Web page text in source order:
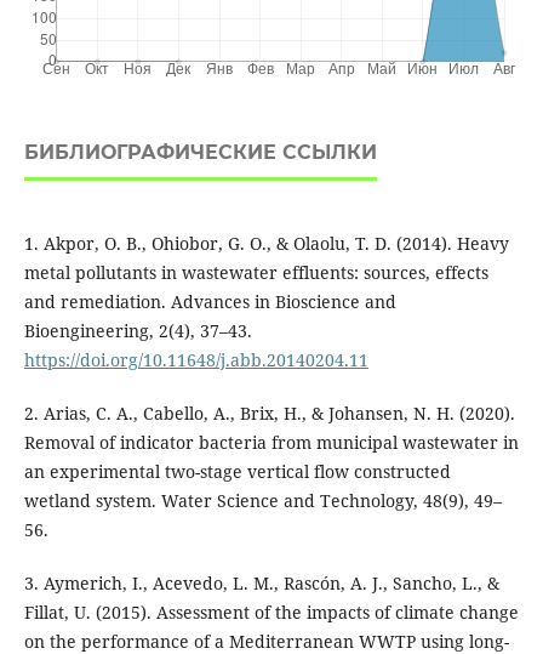
БИБЛИОГРАФИЧЕСКИЕ ССЫЛКИ
1. Akpor, O. B., Ohiobor, G. O., & Olaolu, T. D. (2014). Heavy
metal pollutants in wastewater effluents: sources, effects
and remediation. Advances in Bioscience and
Bioengineering, 2(4), 37–43.
https://doi.org/10.11648/j.abb.20140204.11
2. Arias, C. A., Cabello, A., Brix, H., & Johansen, N. H. (2020).
Removal of indicator bacteria from municipal wastewater in
an experimental two-stage vertical flow constructed
wetland system. Water Science and Technology, 48(9), 49–
56.
3. Aymerich, I., Acevedo, L. M., Rascón, A. J., Sancho, L., &
Fillat, U. (2015). Assessment of the impacts of climate change
on the performance of a Mediterranean WWTP using long-